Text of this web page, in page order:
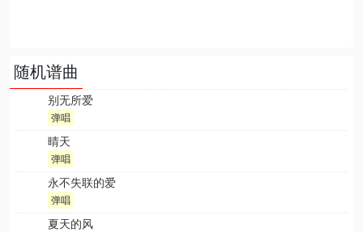
随机谱曲
别无所爱
弹唱
晴天
弹唱
永不失联的爱
弹唱
夏天的风